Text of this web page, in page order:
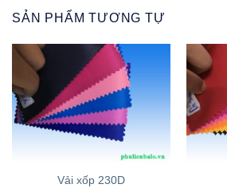
SẢN PHẨM TƯƠNG TỰ
Vải xốp 230D